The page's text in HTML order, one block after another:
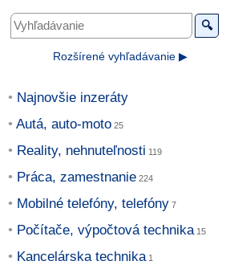
🔍
Rozšírené vyhľadávanie ▶
Najnovšie inzeráty
Autá, auto-moto
Reality, nehnuteľnosti
Práca, zamestnanie
Mobilné telefóny, telefóny
Počítače, výpočtová technika
Kancelárska technika